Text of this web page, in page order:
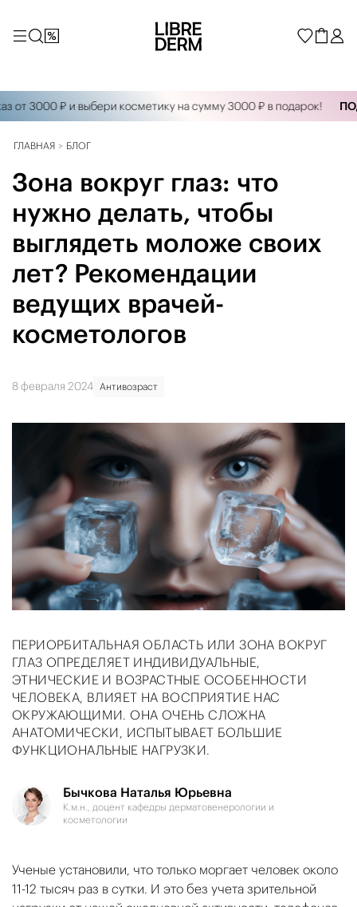
3000 ₽ и выбери косметику на сумму 3000 ₽ в подарок!
ГЛАВНАЯ БЛОГ
Зона вокруг глаз: что
нужно делать, чтобы
выглядеть моложе своих
лет? Рекомендации
ведущих врачей-
косметологов
8 февраля 2024 Антивозраст
ПЕРИОРБИТАЛЬНАЯ ОБЛАСТЬ ИЛИ ЗОНА ВОКРУГ
ГЛАЗ ОПРЕДЕЛЯЕТ ИНДИВИДУАЛЬНЫЕ,
ЭТНИЧЕСКИЕ И ВОЗРАСТНЫЕ ОСОБЕННОСТИ
ЧЕЛОВЕКА, ВЛИЯЕТ НА ВОСПРИЯТИЕ НАС
ОКРУЖАЮЩИМИ. ОНА ОЧЕНЬ СЛОЖНА
АНАТОМИЧЕСКИ, ИСПЫТЫВАЕТ БОЛЬШИЕ
ФУНКЦИОНАЛЬНЫЕ НАГРУЗКИ.
Бычкова Наталья Юрьевна
К.м.н., доцент кафедры дерматовенерологии и
косметологии
Ученые установили, что только моргает человек около
11-12 тысяч раз в сутки. И это без учета зрительной